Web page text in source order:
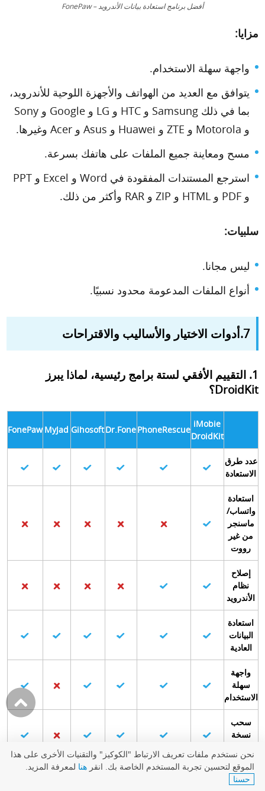
أفضل برنامج استعادة بيانات الأندرويد – FonePaw
مزايا:
واجهة سهلة الاستخدام.
يتوافق مع العديد من الهواتف والأجهزة اللوحية للأندرويد،
بما في ذلك Samsung و HTC و LG و Google و Sony
و Motorola و ZTE و Huawei و Asus و Acer وغيرها.
مسح ومعاينة جميع الملفات على هاتفك بسرعة.
استرجع المستندات المفقودة في Word و Excel و PPT
و PDF و HTML و ZIP و RAR وأكثر من ذلك.
سلبيات:
ليس مجانا.
أنواع الملفات المدعومة محدود نسبيًا.
7.أدوات الاختيار والأساليب والاقتراحات
1. التقييم الأفقي لستة برامج رئيسية، لماذا يبرز
DroidKit؟
iMobie
DroidKit
PhoneRescue
Dr.Fone
Gihosoft
MyJad
FonePaw
عدد طرق
الاستعادة
استعادة
واتساب/
ماسنجر
من غير
رووت
إصلاح
نظام
الأندرويد
استعادة
البيانات
العادية
واجهة
سهلة
الاستخدام
سحب
نسخة
2.عند تجربة البرنامج، ضع في اعتبارك الجوانب التالية:
نحن نستخدم ملفات تعريف الارتباط "الكوكيز" والتقنيات الأخرى على هذا
الموقع لتحسين تجربة المستخدم الخاصة بك. انقر هنا لمعرفة المزيد.
حسنا